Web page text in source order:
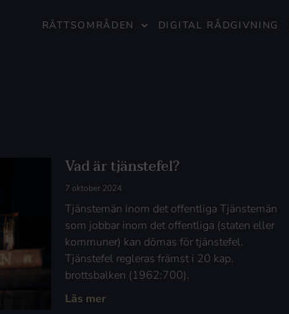
RÄTTSOMRÅDEN DIGITAL RÅDGIVNING
Vad är tjänstefel?
7 oktober 2024
Tjänstemän inom det offentliga Tjänstemän
som jobbar inom det offentliga (staten eller
kommuner) kan dömas för tjänstefel.
Tjänstefel regleras främst i 20 kap.
brottsbalken (1962:700).
Läs mer